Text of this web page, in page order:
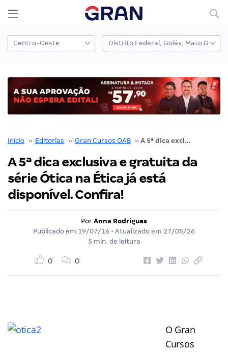
Início ›› Editorias ›› Gran Cursos OAB ›› A 5ª dica exclusiva e gratuita da série Ótica na Ética já está disponível. Confira!
A 5ª dica exclusiva e gratuita da
série Ótica na Ética já está
disponível. Confira!
Por Anna Rodrigues
Publicado em 19/07/16 • Atualizado em 27/05/26
5 min. de leitura
0 0
O Gran
Cursos